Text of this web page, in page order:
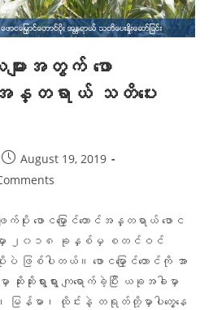
ျားအတွက် ဖော
အန္တရာယ် သတိပေး
August 19, 2019
က်ပိုး ဖောငမြှောင်တောင်အန္တရာယ် ဖောင
င်ငံမှာ ၂၀၁၈ ခုနှစ်မှ စတင်ဝင်
းပဲ ဖြစ်ပါတယ်။ ဖောငမြှောင်တောင်ကို အာ
ရွားရွား ကျရောက်ခဲ့ပြီး ယခုအခါမှာ
ြန်မာ၊ ထိုင်းနဲ့ တရုတ်တို့မှာပါတွေ့နေ